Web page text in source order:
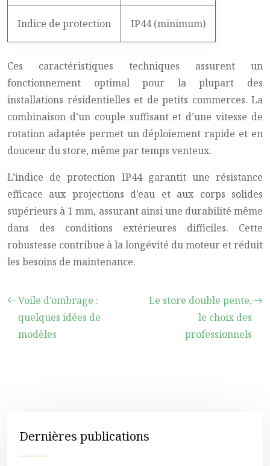
Indice de protection IP44 (minimum)
Ces caractéristiques techniques assurent un
fonctionnement optimal pour la plupart des
installations résidentielles et de petits commerces. La
combinaison d’un couple suffisant et d’une vitesse de
rotation adaptée permet un déploiement rapide et en
douceur du store, même par temps venteux.
L’indice de protection IP44 garantit une résistance
efficace aux projections d’eau et aux corps solides
supérieurs à 1 mm, assurant ainsi une durabilité même
dans des conditions extérieures difficiles. Cette
robustesse contribue à la longévité du moteur et réduit
les besoins de maintenance.
Voile d’ombrage :
quelques idées de
modèles
Le store double pente,
le choix des
professionnels
Dernières publications